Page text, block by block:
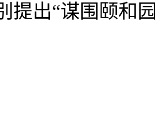
提出“谋围颐和